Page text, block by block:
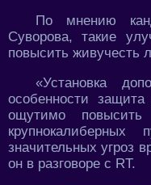
По мнению
Суворова, такие
повысить живучесть
«Установка
особенности
ощутимо
значительных угроз
он в разговоре с RT.